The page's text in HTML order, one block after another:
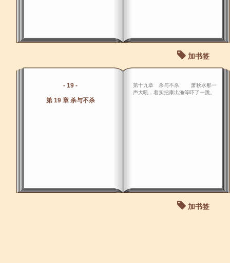
加书签
- 19 -
第 19 章 杀与不杀
第十九章 杀与不杀 萧秋水那一
声大吼，着实把康出渔等吓了一跳。
加书签